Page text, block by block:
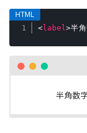
<label>半
半角数